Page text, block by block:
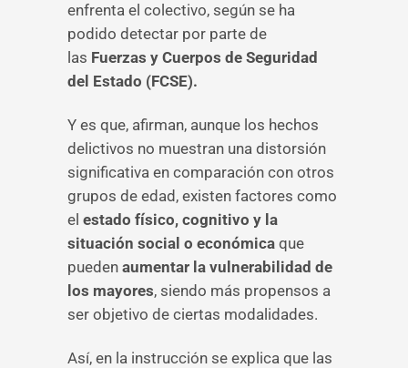
enfrenta el colectivo, según se ha
podido detectar por parte de
las Fuerzas y Cuerpos de Seguridad
del Estado (FCSE).
Y es que, afirman, aunque los hechos
delictivos no muestran una distorsión
significativa en comparación con otros
grupos de edad, existen factores como
el estado físico, cognitivo y la
situación social o económica que
pueden aumentar la vulnerabilidad de
los mayores, siendo más propensos a
ser objetivo de ciertas modalidades.
Así, en la instrucción se explica que las